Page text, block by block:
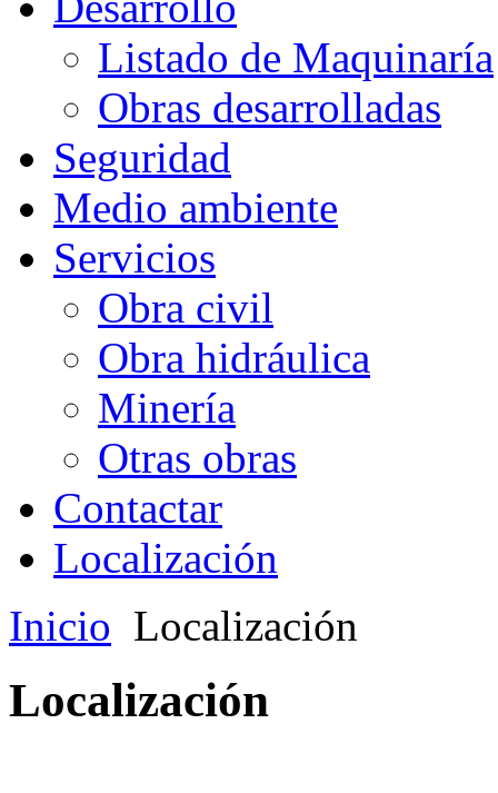
Listado de Maquinaría
Obras desarrolladas
Seguridad
Medio ambiente
Servicios
Obra civil
Obra hidráulica
Minería
Otras obras
Contactar
Localización
Inicio Localización
Localización